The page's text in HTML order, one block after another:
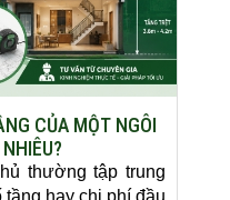
CỦA MỘT NGÔI
thường tập trung
hay chi phí đầu